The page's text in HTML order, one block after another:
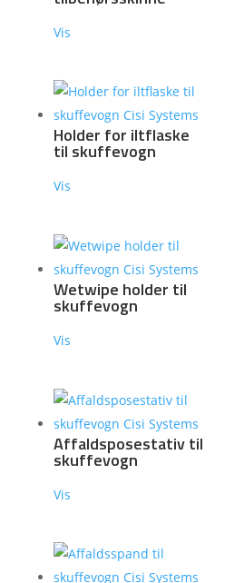
Vis
Holder for iltflaske
til skuffevogn
Vis
Wetwipe holder til
skuffevogn
Vis
Affaldsposestativ til
skuffevogn
Vis